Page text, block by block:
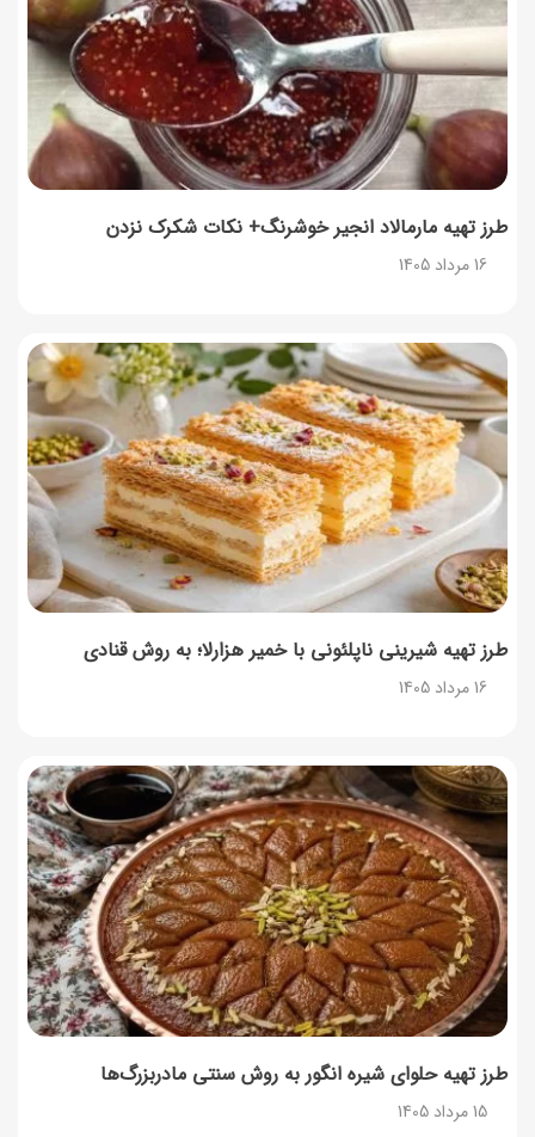
طرز تهیه مارمالاد انجیر خوشرنگ+ نکات شکرک نزدن
16 مرداد 1405
طرز تهیه شیرینی ناپلئونی با خمیر هزارلا؛ به روش قنادی
16 مرداد 1405
طرز تهیه حلوای شیره انگور به روش سنتی مادربزرگ‌ها
15 مرداد 1405
14 مرداد 1405
توصیه‌های مهم برای دفع انواع حشرات در خانه
14 مرداد 1405
طرز تهیه آلبالو شور خانگی؛ خوش‌رنگ و بدون کپک
14 مرداد 1405
۳۵ لیست غذاهای جدید و متفاوت؛ برای ناهار و مهمانی
14 مرداد 1405
طرز تهیه پش ملبا (پیچ ملبا)؛ دسر کلاسیک هلو و بستنی
13 مرداد 1405